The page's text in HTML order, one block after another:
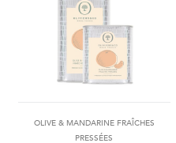
OLIVE & MANDARINE FRAÎCHES
PRESSÉES